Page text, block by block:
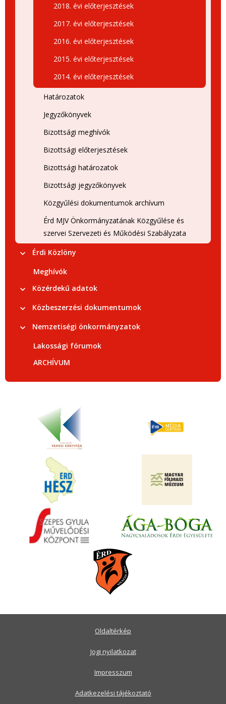
2018. évi előterjesztések
2017. évi előterjesztések
2016. évi előterjesztések
2015. évi előterjesztések
2014. évi előterjesztések
Határozatok
Jegyzőkönyvek
Bizottsági meghívók
Bizottsági előterjesztések
Bizottsági határozatok
Bizottsági jegyzőkönyvek
Közgyűlési dokumentumok archívum
Érd MJV Önkormányzatának Közgyűlése és
szervei Szervezeti és Működési Szabályzata
Érdi Közlöny
Meghívók
Közérdekű adatok
Közbeszerzési dokumentumok
Nemzetiségi önkormányzatok
Lakossági fórumok
ARCHÍVUM
Oldaltérkép
Jogi nyilatkozat
Impresszum
Adatkezelési tájékoztató